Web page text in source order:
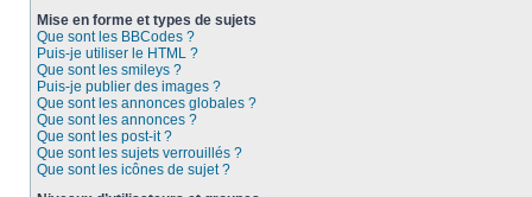
Mise en forme et types de sujets
Que sont les BBCodes ?
Puis-je utiliser le HTML ?
Que sont les smileys ?
Puis-je publier des images ?
Que sont les annonces globales ?
Que sont les annonces ?
Que sont les post-it ?
Que sont les sujets verrouillés ?
Que sont les icônes de sujet ?